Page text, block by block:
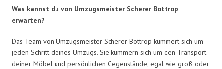
Was kannst du von Umzugsmeister Scherer Bottrop
erwarten?
Das Team von Umzugsmeister Scherer Bottrop kümmert sich um
jeden Schritt deines Umzugs. Sie kümmern sich um den Transport
deiner Möbel und persönlichen Gegenstände, egal wie groß oder